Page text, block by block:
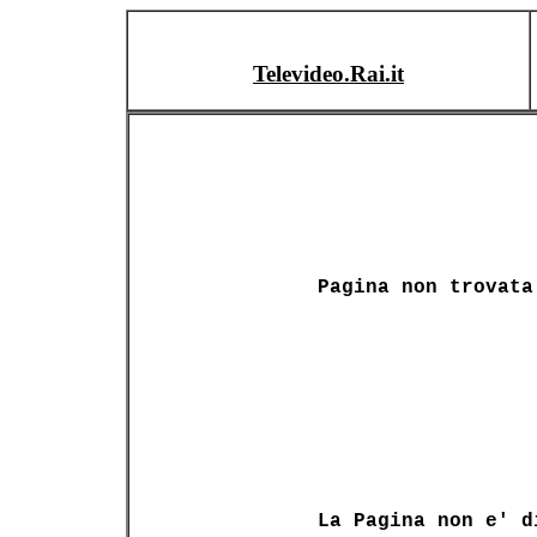
Televideo.Rai.it
Pagina non trovata
La Pagina non e'